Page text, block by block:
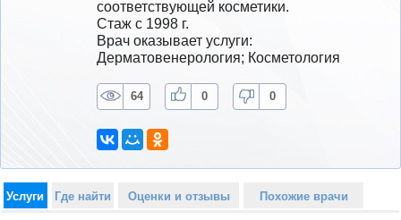
соответствующей косметики.
Стаж с 1998 г.
Врач оказывает услуги:
Дерматовенерология; Косметология
64 0 0
Услуги Где найти Оценки и отзывы Похожие врачи